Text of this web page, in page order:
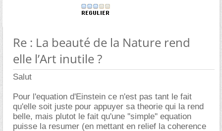
Re : La beauté de la Nature rend
elle l’Art inutile ?
Salut
Pour l'equation d'Einstein ce n'est pas tant le fait
qu'elle soit juste pour appuyer sa theorie qui la rend
belle, mais plutot le fait qu'une ''simple'' equation
puisse la resumer (en mettant en relief la coherence